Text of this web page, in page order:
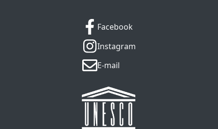
Facebook
Instagram
E-mail